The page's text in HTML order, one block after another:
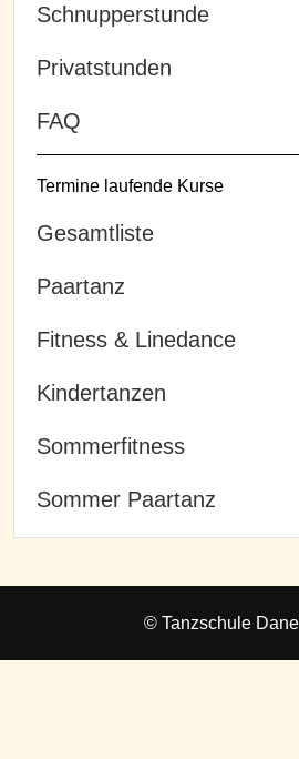
Schnupperstunde
Privatstunden
FAQ
Termine laufende Kurse
Gesamtliste
Paartanz
Fitness & Linedance
Kindertanzen
Sommerfitness
Sommer Paartanz
© Tanzschule